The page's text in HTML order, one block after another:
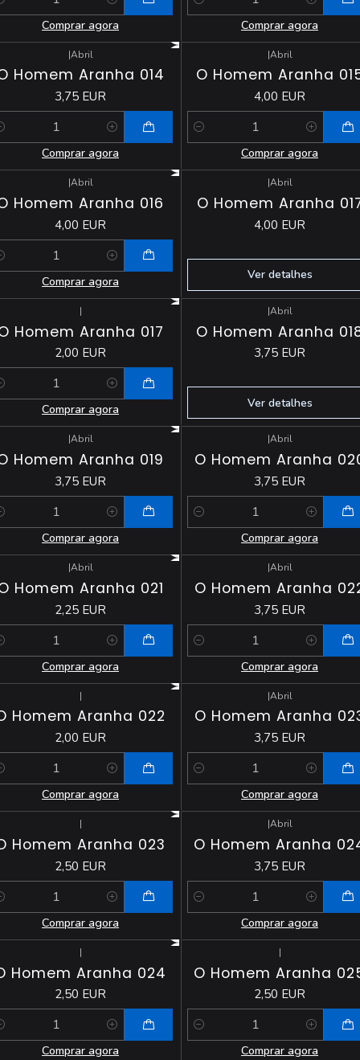
Comprar agora
Quantidade
Comprar agora
|Abril
Homem Aranha 014
3,75 EUR
Comprar agora
|Abril
O Homem Aranha
4,00 EUR
Quantidade
Comprar agora
|Abril
Homem Aranha 016
4,00 EUR
Comprar agora
|Abril
O Homem Aranha
4,00 EUR
Ver detalhes
|
Homem Aranha 017
2,00 EUR
Comprar agora
|Abril
O Homem Aranha
3,75 EUR
Ver detalhes
|Abril
Homem Aranha 019
3,75 EUR
Comprar agora
|Abril
O Homem Aranha
3,75 EUR
Quantidade
Comprar agora
|Abril
Homem Aranha 021
2,25 EUR
Comprar agora
|Abril
O Homem Aranha
3,75 EUR
Quantidade
Comprar agora
|
Homem Aranha 022
2,00 EUR
Comprar agora
|Abril
O Homem Aranha
3,75 EUR
Quantidade
Comprar agora
|
Homem Aranha 023
2,50 EUR
Comprar agora
|Abril
O Homem Aranha
3,75 EUR
Quantidade
Comprar agora
|
Homem Aranha 024
2,50 EUR
Comprar agora
|
O Homem Aranha
2,50 EUR
Quantidade
Comprar agora